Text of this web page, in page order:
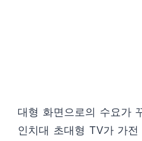
대형 화면으로의 수요가
인치대 초대형 TV가 가